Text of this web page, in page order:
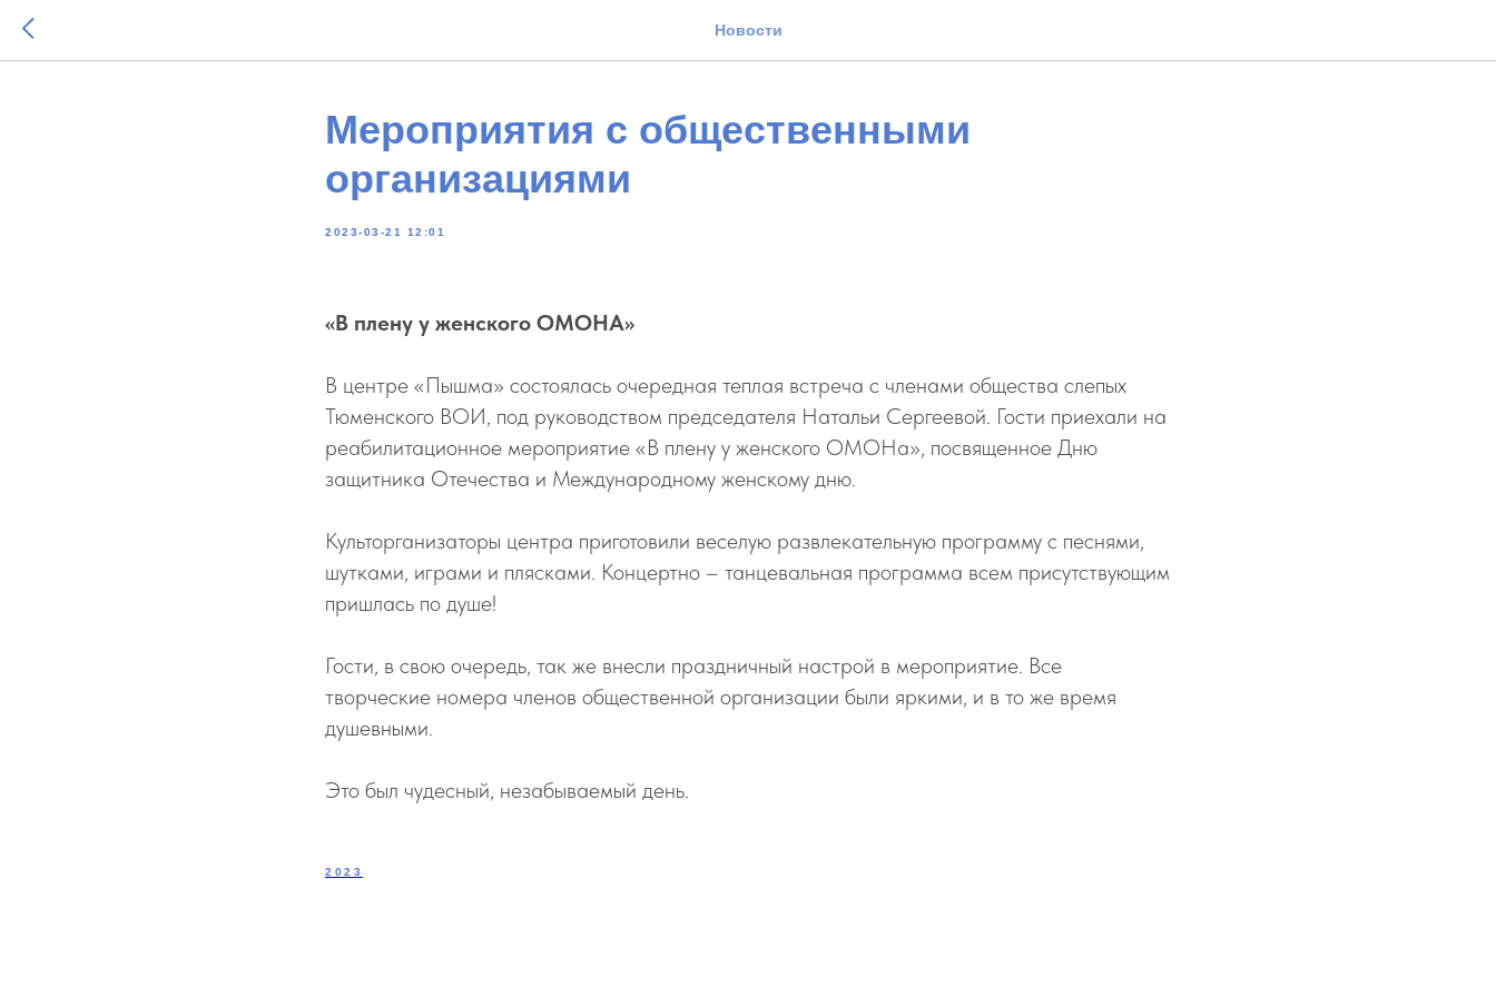
Новости
Мероприятия с общественными
организациями
2023-03-21 12:01
«В плену у женского ОМОНА»
В центре «Пышма» состоялась очередная теплая встреча с членами общества слепых
Тюменского ВОИ, под руководством председателя Натальи Сергеевой. Гости приехали на
реабилитационное мероприятие «В плену у женского ОМОНа», посвященное Дню
защитника Отечества и Международному женскому дню.
Культорганизаторы центра приготовили веселую развлекательную программу с песнями,
шутками, играми и плясками. Концертно – танцевальная программа всем присутствующим
пришлась по душе!
Гости, в свою очередь, так же внесли праздничный настрой в мероприятие. Все
творческие номера членов общественной организации были яркими, и в то же время
душевными.
Это был чудесный, незабываемый день.
2023